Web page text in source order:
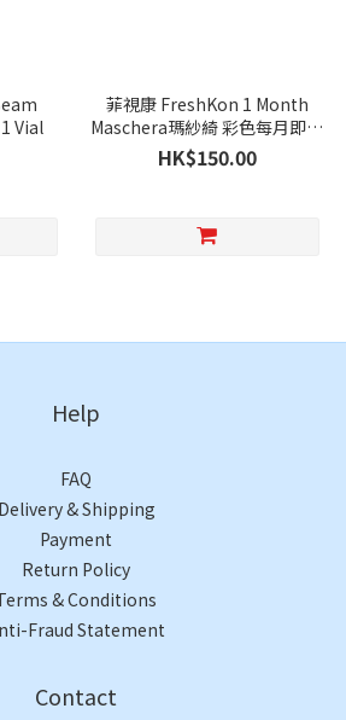
Vial
菲視康 FreshKon 1 Month
Maschera瑪紗綺 彩色每月即棄
隱形眼鏡｜每盒2片
HK$150.00
Help
FAQ
Delivery & Shipping
Payment
Return Policy
& Conditions
Fraud Statement
Contact